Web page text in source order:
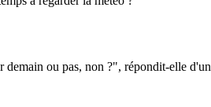
ou pas, non ?", répondit-elle d'un